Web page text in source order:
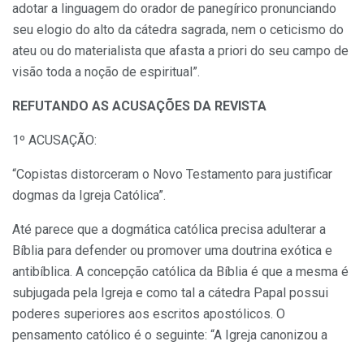
adotar a linguagem do orador de panegírico pronunciando
seu elogio do alto da cátedra sagrada, nem o ceticismo do
ateu ou do materialista que afasta a priori do seu campo de
visão toda a noção de espiritual”.
REFUTANDO AS ACUSAÇÕES DA REVISTA
1º ACUSAÇÃO:
“Copistas distorceram o Novo Testamento para justificar
dogmas da Igreja Católica”.
Até parece que a dogmática católica precisa adulterar a
Bíblia para defender ou promover uma doutrina exótica e
antibíblica. A concepção católica da Bíblia é que a mesma é
subjugada pela Igreja e como tal a cátedra Papal possui
poderes superiores aos escritos apostólicos. O
pensamento católico é o seguinte: “A Igreja canonizou a